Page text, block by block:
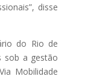
disse
do Rio de
sob a gestão
Mobilidade